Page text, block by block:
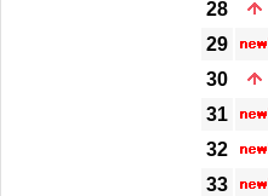
28
29
30
31
32
33